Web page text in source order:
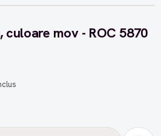
mov - ROC 5870